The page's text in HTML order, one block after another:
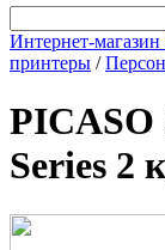
Интернет-
принтеры /
PICASO
Series 2